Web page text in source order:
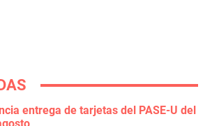
entrega de tarjetas del PASE-U del